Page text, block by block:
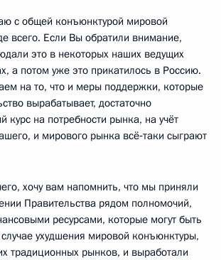
с общей конъюнктурой мировой
всего. Если Вы обратили внимание,
это в некоторых наших ведущих
а потом уже это прикатилось в Россию.
на то, что и меры поддержки, которые
вырабатывает, достаточно
курс на потребности рынка, на учёт
и мирового рынка всё‑таки сыграют
хочу вам напомнить, что мы приняли
Правительства рядом полномочий,
ресурсами, которые могут быть
ухудшения мировой конъюнктуры,
традиционных рынков, и выработали